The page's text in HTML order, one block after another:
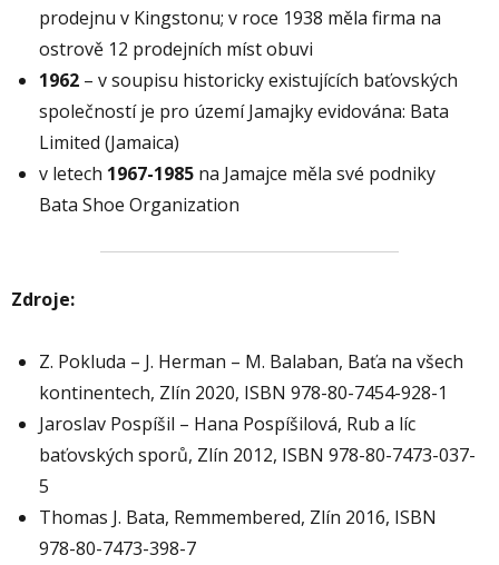
prodejnu v Kingstonu; v roce 1938 měla firma na
ostrově 12 prodejních míst obuvi
1962 – v soupisu historicky existujících baťovských
společností je pro území Jamajky evidována: Bata
Limited (Jamaica)
v letech 1967-1985 na Jamajce měla své podniky
Bata Shoe Organization
Zdroje:
Z. Pokluda – J. Herman – M. Balaban, Baťa na všech
kontinentech, Zlín 2020, ISBN 978-80-7454-928-1
Jaroslav Pospíšil – Hana Pospíšilová, Rub a líc
baťovských sporů, Zlín 2012, ISBN 978-80-7473-037-
5
Thomas J. Bata, Remmembered, Zlín 2016, ISBN
978-80-7473-398-7